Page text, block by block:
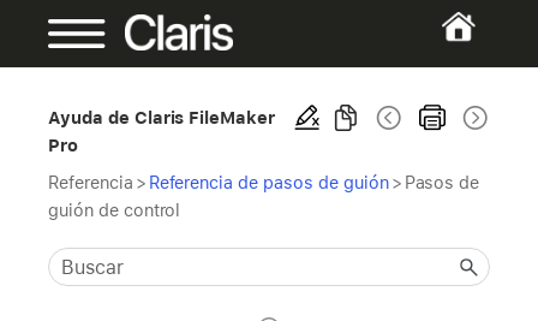
Ayuda de Claris FileMaker
Pro
Referencia > Referencia de pasos de guión > Pasos de
guión de control